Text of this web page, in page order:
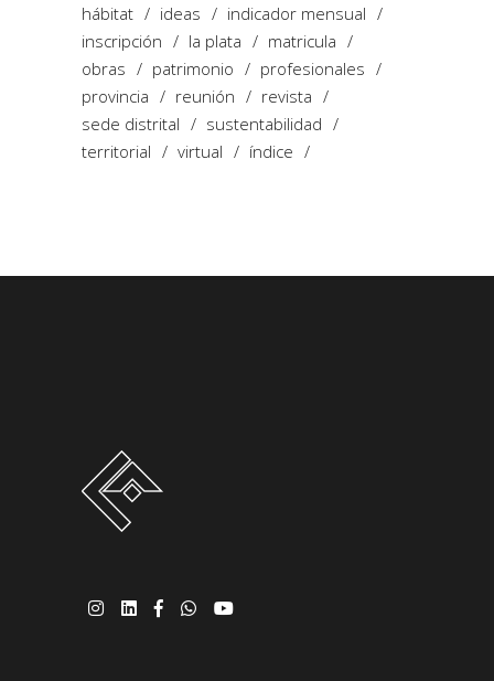
hábitat
ideas
indicador mensual
inscripción
la plata
matricula
obras
patrimonio
profesionales
provincia
reunión
revista
sede distrital
sustentabilidad
territorial
virtual índice